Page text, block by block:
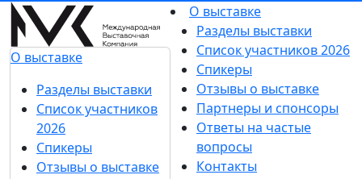
О выставке
Разделы выставки
Список участников
2026
Спикеры
Отзывы о выставке
О выставке
Разделы выставки
Список участников 2026
Спикеры
Отзывы о выставке
Партнеры и спонсоры
Ответы на частые
вопросы
Контакты